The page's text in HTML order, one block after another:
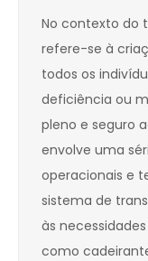
No contexto do
refere-se à
todos os
deficiência ou
pleno e seguro
envolve uma
operacionais e
sistema de
às
como